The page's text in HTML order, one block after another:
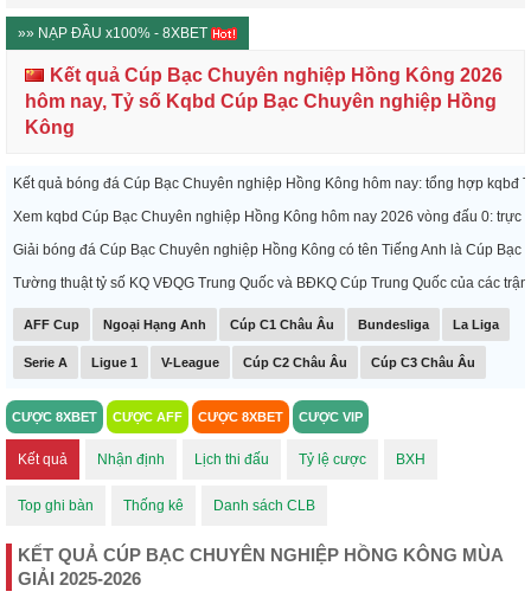
»» NẠP ĐẦU x100% - 8XBET
Kết quả Cúp Bạc Chuyên nghiệp Hồng Kông 2026
hôm nay, Tỷ số Kqbd Cúp Bạc Chuyên nghiệp Hồng
Kông
Kết quả bóng đá Cúp Bạc Chuyên nghiệp Hồng Kông hôm nay: tổng hợp
Xem kqbd Cúp Bạc Chuyên nghiệp Hồng Kông hôm nay 2026 vòng đấu 0:
Giải bóng đá Cúp Bạc Chuyên nghiệp Hồng Kông có tên Tiếng Anh là Cúp
Tường thuật tỷ số KQ VĐQG Trung Quốc và BĐKQ Cúp Trung Quốc của các
AFF Cup Ngoại Hạng Anh Cúp C1 Châu Âu Bundesliga La Liga
Serie A Ligue 1 V-League Cúp C2 Châu Âu Cúp C3 Châu Âu
CƯỢC 8XBET CƯỢC AFF CƯỢC 8XBET CƯỢC VIP
Kết quả Nhận định Lịch thi đấu Tỷ lệ cược BXH
Top ghi bàn Thống kê Danh sách CLB
KẾT QUẢ CÚP BẠC CHUYÊN NGHIỆP HỒNG KÔNG MÙA
GIẢI 2025-2026